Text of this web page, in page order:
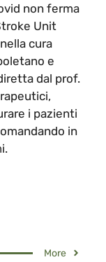
non ferma
Unit
cura
e
dal prof.
i pazienti
in
More